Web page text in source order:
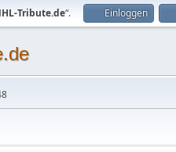
Tribute.de“. Einloggen